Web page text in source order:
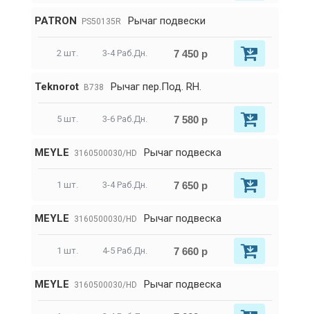
PATRON PS50135R Рычаг подвески
2 шт. 3-4 Раб.Дн. 7 450 р
Teknorot B738 Pычаг пер.Под. RH.
5 шт. 3-6 Раб.Дн. 7 580 р
MEYLE 3160500030/HD Рычаг подвеска
1 шт. 3-4 Раб.Дн. 7 650 р
MEYLE 3160500030/HD Рычаг подвеска
1 шт. 4-5 Раб.Дн. 7 660 р
MEYLE 3160500030/HD Рычаг подвеска